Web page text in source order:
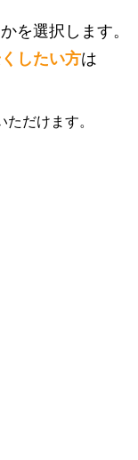
を選択します。
したい方は
だけます。